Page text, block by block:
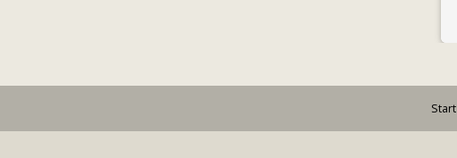
Start